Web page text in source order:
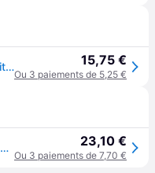
CeraVe Micellar Cleansing Water with Niacinamide for All Skin Types 295ml 15,75 €
Ou 3 paiements de 5,25 €
Eau Micellaire - Cerave - 295ml - Hydratante - Sans parfum - Peaux sensibles 23,10 €
Ou 3 paiements de 7,70 €